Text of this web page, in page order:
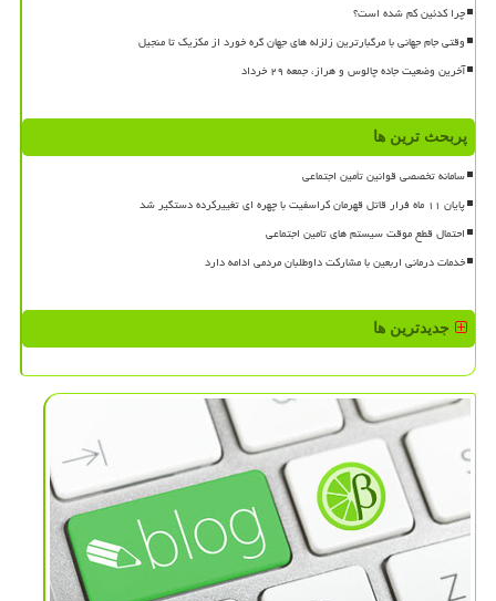
چرا کدئین کم شده است؟
وقتی جام جهانی با مرگبارترین زلزله های جهان گره خورد از مکزیک تا منجیل
آخرین وضعیت جاده چالوس و هراز، جمعه ۲۹ خرداد
پربحث ترین ها
سامانه تخصصی قوانین تأمین اجتماعی
پایان ۱۱ ماه فرار قاتل قهرمان کراسفیت با چهره ای تغییرکرده دستگیر شد
احتمال قطع موقت سیستم های تامین اجتماعی
خدمات درمانی اربعین با مشارکت داوطلبان مردمی ادامه دارد
جدیدترین ها